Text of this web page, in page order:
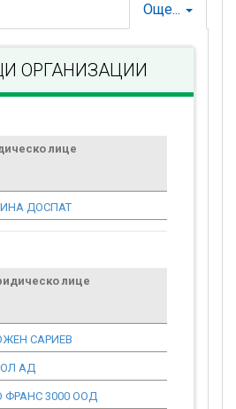
Още...
ОРГАНИЗАЦИИ
лице
ДОСПАТ
лице
САРИЕВ
АД
ФРАНС 3000 ООД